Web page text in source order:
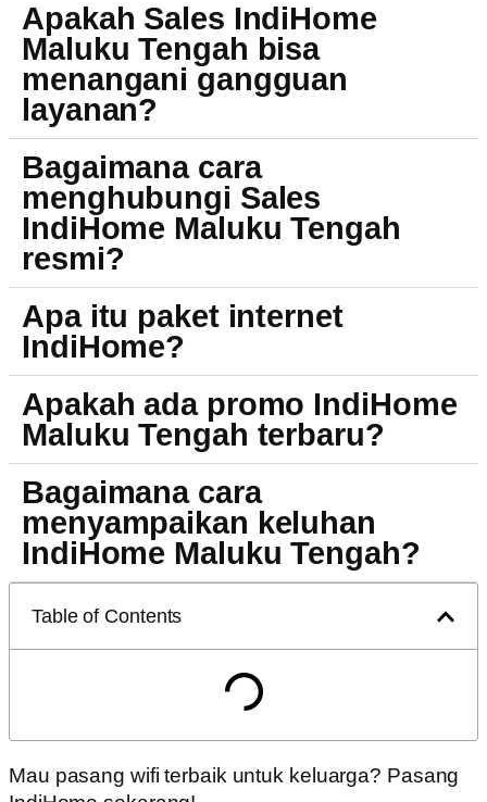
Apakah Sales IndiHome
Maluku Tengah bisa
menangani gangguan
layanan?
Bagaimana cara
menghubungi Sales
IndiHome Maluku Tengah
resmi?
Apa itu paket internet
IndiHome?
Apakah ada promo IndiHome
Maluku Tengah terbaru?
Bagaimana cara
menyampaikan keluhan
IndiHome Maluku Tengah?
Table of Contents
Mau pasang wifi terbaik untuk keluarga? Pasang